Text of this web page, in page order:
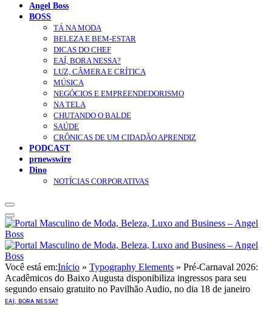
Angel Boss
BOSS
TÁ NA MODA
BELEZA E BEM-ESTAR
DICAS DO CHEF
EAÍ, BORA NESSA?
LUZ, CÂMERA E CRÍTICA
MÚSICA
NEGÓCIOS E EMPREENDEDORISMO
NA TELA
CHUTANDO O BALDE
SAÚDE
CRÔNICAS DE UM CIDADÃO APRENDIZ
PODCAST
prnewswire
Dino
NOTÍCIAS CORPORATIVAS
Você está em:Início » Typography Elements » Pré-Carnaval 2026:
Acadêmicos do Baixo Augusta disponibiliza ingressos para seu
segundo ensaio gratuito no Pavilhão Audio, no dia 18 de janeiro
EAÍ, BORA NESSA?